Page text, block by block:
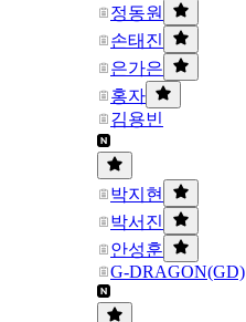
정동원
손태진
은가은
홍자
김용빈
박지현
박서진
안성훈
G-DRAGON(GD)